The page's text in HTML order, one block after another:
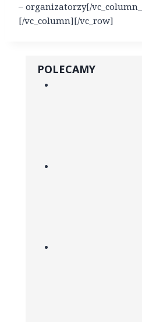
– organizatorzy[/
[/vc_column][/vc_row]
POLECAMY